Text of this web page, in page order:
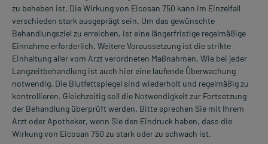
zu beheben ist. Die Wirkung von Eicosan 750 kann im Einzelfall
verschieden stark ausgeprägt sein. Um das gewünschte
Behandlungsziel zu erreichen, ist eine längerfristige regelmäßige
Einnahme erforderlich. Weitere Voraussetzung ist die strikte
Einhaltung aller vom Arzt verordneten Maßnahmen. Wie bei jeder
Langzeitbehandlung ist auch hier eine laufende Überwachung
notwendig. Die Blutfettspiegel sind wiederholt und regelmäßig zu
kontrollieren. Gleichzeitig soll die Notwendigkeit zur Fortsetzung
der Behandlung überprüft werden. Bitte sprechen Sie mit Ihrem
Arzt oder Apotheker, wenn Sie den Eindruck haben, dass die
Wirkung von Eicosan 750 zu stark oder zu schwach ist.